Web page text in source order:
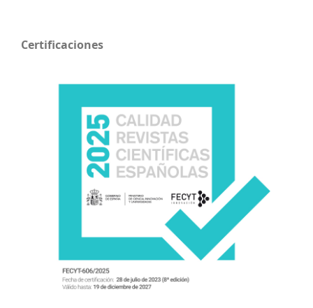
Certificaciones